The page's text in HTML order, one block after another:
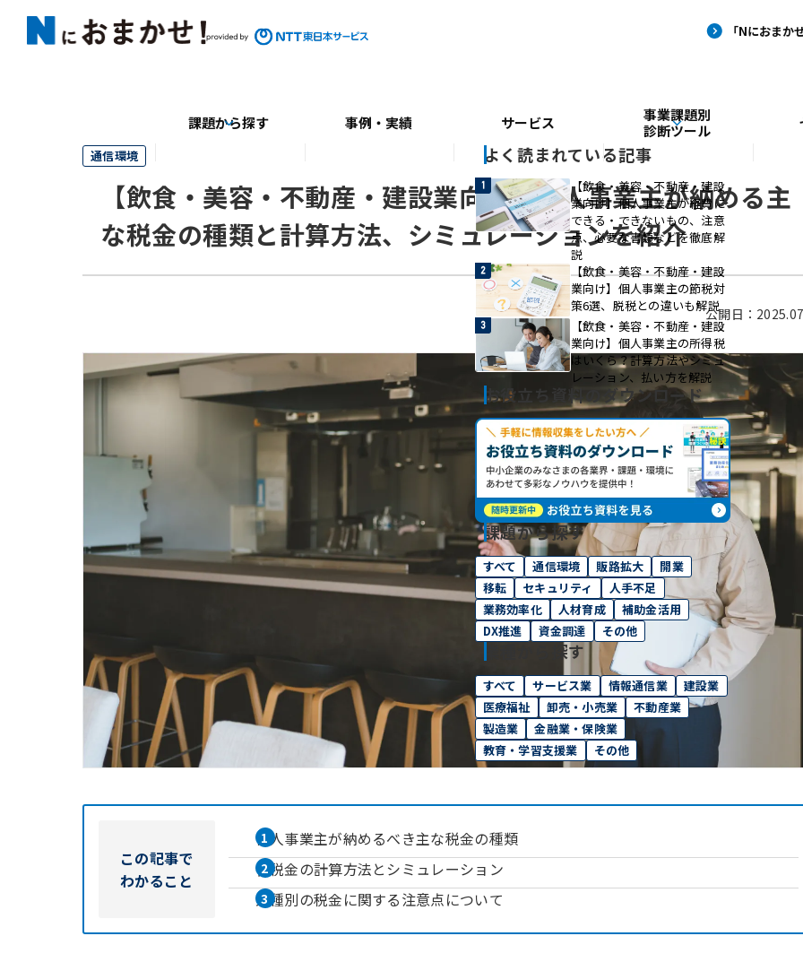
課題から探す 事例・実績 サービス
事業課題別
診断ツール
通信環境
【飲食・美容・不動産・建設業向け】個人事業主が納める主
な税金の種類と計算方法、シミュレーションを紹介
公開日：
この記事で
わかること
個人事業主が納めるべき主な税金の種類
各税金の計算方法とシミュレーション
業種別の税金に関する注意点について
よく読まれている記事
【飲食・美容・不動産・建設
業向け】個人事業主が経費に
できる・できないもの、注意
点、必要な書類などを徹底解
説
【飲食・美容・不動産・建設
業向け】個人事業主の節税対
策6選、脱税との違いも解説
【飲食・美容・不動産・建設
業向け】個人事業主の所得税
はいくら？計算方法やシミュ
レーション、払い方を解説
お役立ち資料のダウンロード
課題から探す
すべて 通信環境 販路拡大
開業
移転
セキュリティ
人手不足
業務効率化
人材育成
補助金活用
DX推進
資金調達 その他
業種から探す
すべて サービス業 情報通信業
建設業
医療福祉
卸売・小売業
不動産業
製造業
金融業・保険業
教育・学習支援業
その他